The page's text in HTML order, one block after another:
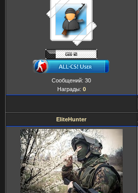
Сообщений: 30
Награды: 0
EliteHunter